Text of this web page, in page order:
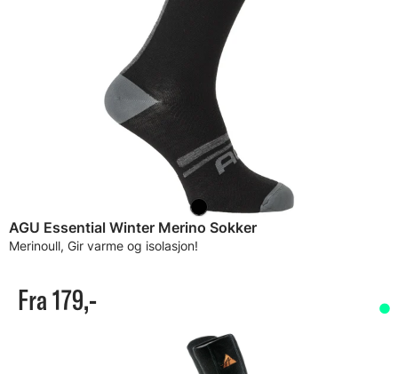
AGU Essential Winter Merino Sokker
Merinoull, Gir varme og isolasjon!
Fra 179,-